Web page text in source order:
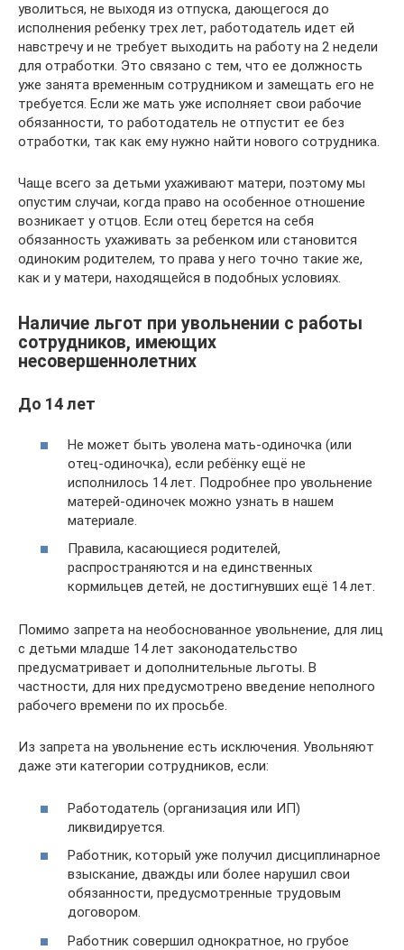
уволиться, не выходя из отпуска, дающегося до
исполнения ребенку трех лет, работодатель идет ей
навстречу и не требует выходить на работу на 2 недели
для отработки. Это связано с тем, что ее должность
уже занята временным сотрудником и замещать его не
требуется. Если же мать уже исполняет свои рабочие
обязанности, то работодатель не отпустит ее без
отработки, так как ему нужно найти нового сотрудника.
Чаще всего за детьми ухаживают матери, поэтому мы
опустим случаи, когда право на особенное отношение
возникает у отцов. Если отец берется на себя
обязанность ухаживать за ребенком или становится
одиноким родителем, то права у него точно такие же,
как и у матери, находящейся в подобных условиях.
Наличие льгот при увольнении с работы
сотрудников, имеющих
несовершеннолетних
До 14 лет
Не может быть уволена мать-одиночка (или
отец-одиночка), если ребёнку ещё не
исполнилось 14 лет. Подробнее про увольнение
матерей-одиночек можно узнать в нашем
материале.
Правила, касающиеся родителей,
распространяются и на единственных
кормильцев детей, не достигнувших ещё 14 лет.
Помимо запрета на необоснованное увольнение, для лиц
с детьми младше 14 лет законодательство
предусматривает и дополнительные льготы. В
частности, для них предусмотрено введение неполного
рабочего времени по их просьбе.
Из запрета на увольнение есть исключения. Увольняют
даже эти категории сотрудников, если:
Работодатель (организация или ИП)
ликвидируется.
Работник, который уже получил дисциплинарное
взыскание, дважды или более нарушил свои
обязанности, предусмотренные трудовым
договором.
Работник совершил однократное, но грубое